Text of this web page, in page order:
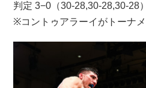
判定 3−0（30-28,30-28,30-28）
※コントゥアラーイがトーナ